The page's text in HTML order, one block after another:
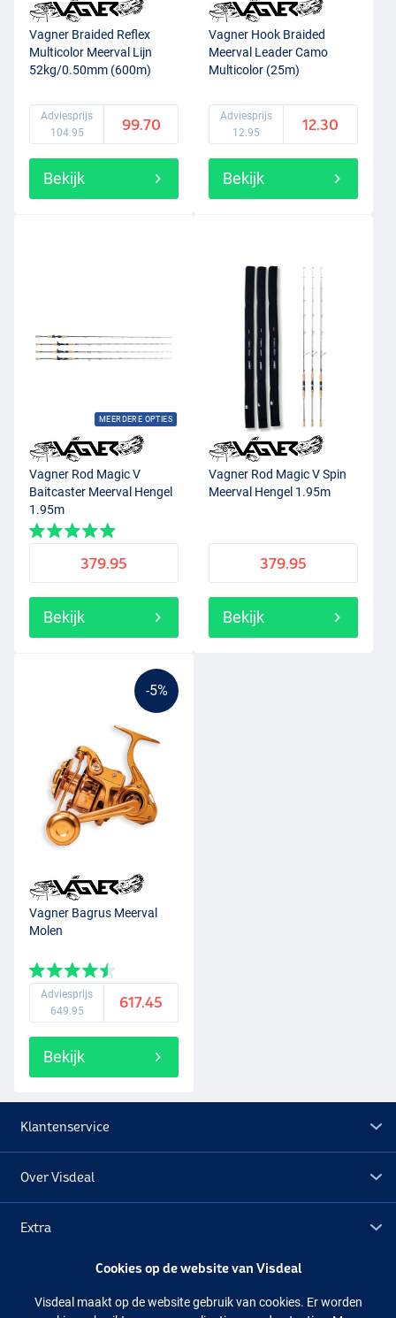
Vagner Braided Reflex
Multicolor Meerval Lijn
52kg/0.50mm (600m)
Adviesprijs
104.95
99.70
Bekijk
Vagner Hook Braided
Meerval Leader Camo
Multicolor (25m)
Adviesprijs
12.95
12.30
Bekijk
MEERDERE OPTIES
Vagner Rod Magic V
Baitcaster Meerval Hengel
1.95m
379.95
Bekijk
Vagner Rod Magic V Spin
Meerval Hengel 1.95m
379.95
Bekijk
-5%
Vagner Bagrus Meerval
Molen
Adviesprijs
649.95
617.45
Bekijk
Klantenservice
Over Visdeal
Extra
Cookies op de website van Visdeal
Visdeal maakt op de website gebruik van cookies. Er worden